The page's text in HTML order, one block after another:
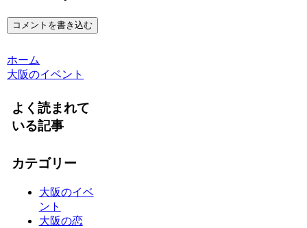
コメントを書き込む
ホーム
大阪のイベント
よく読まれて
いる記事
カテゴリー
大阪のイベ
ント
大阪の恋